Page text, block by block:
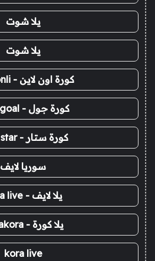
يلا شوت
يلا شوت
كورة اون لاين - kora onli
كورة جول - kora goal
كورة ستار - kora star
سوريا لايف
يلا لايف - yalla live
يلا كورة - yallakora
kora live